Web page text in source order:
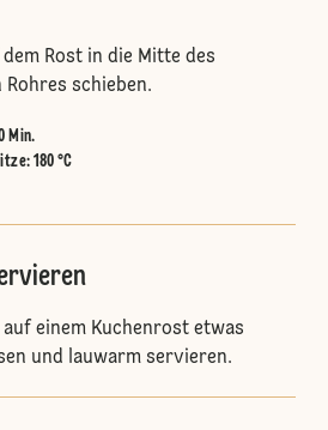
Rost in die Mitte des
schieben.
Min.
: 180 °C
auf einem Kuchenrost etwas
und lauwarm servieren.